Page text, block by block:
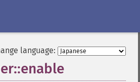
language: